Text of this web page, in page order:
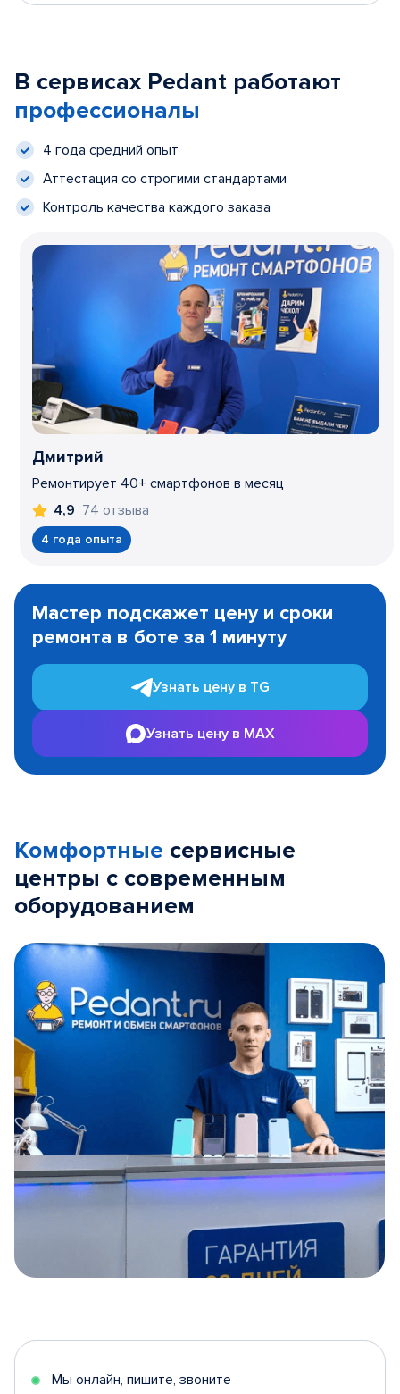
В сервисах Pedant работают
профессионалы
4 года средний опыт
Аттестация со строгими стандартами
Контроль качества каждого заказа
Дмитрий
Ремонтирует 40+ смартфонов в месяц
4,9 74 отзыва
4 года опыта
1
Мастер подскажет цену и сроки
ремонта в боте за 1 минуту
Узнать цену в TG
Узнать цену в MAX
Комфортные сервисные
центры с современным
оборудованием
5
Мы онлайн, пишите, звоните